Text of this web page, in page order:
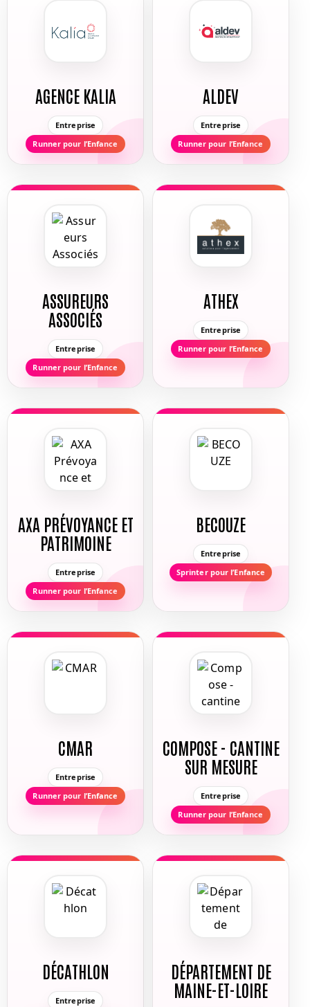
AGENCE KALIA
Entreprise
Runner pour l’Enfance
ALDEV
Entreprise
Runner pour l’Enfance
ASSUREURS
ASSOCIÉS
Entreprise
Runner pour l’Enfance
ATHEX
Entreprise
Runner pour l’Enfance
AXA PRÉVOYANCE ET
PATRIMOINE
Entreprise
Runner pour l’Enfance
BECOUZE
Entreprise
Sprinter pour l’Enfance
CMAR
Entreprise
Runner pour l’Enfance
COMPOSE - CANTINE
SUR MESURE
Entreprise
Runner pour l’Enfance
DÉCATHLON
Entreprise
DÉPARTEMENT DE
MAINE-ET-LOIRE